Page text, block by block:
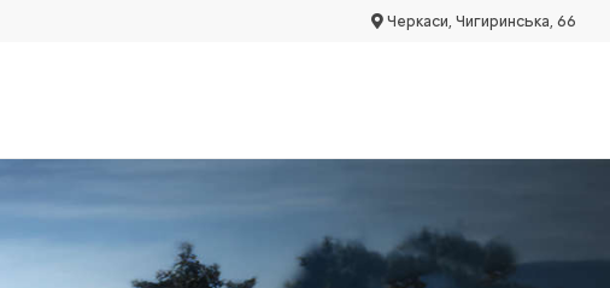
Черкаси, Чигиринська, 66